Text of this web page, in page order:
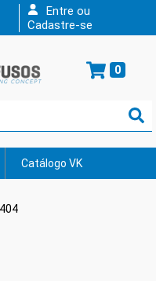
Entre ou
Cadastre-se
0
Catálogo VK